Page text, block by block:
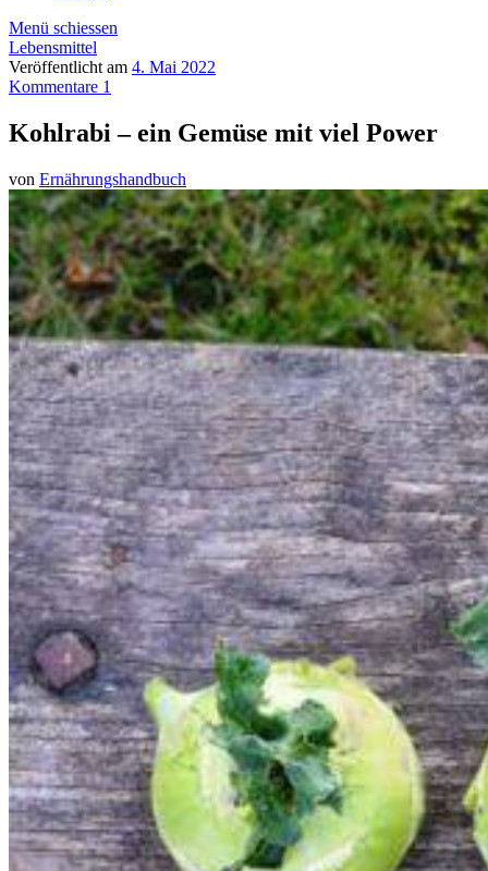
Menü schiessen
Lebensmittel
Veröffentlicht am 4. Mai 2022
Kommentare 1
Kohlrabi – ein Gemüse mit viel Power
von Ernährungshandbuch